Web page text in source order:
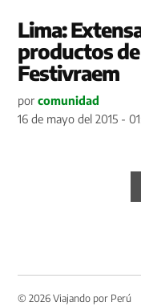
Lima:
productos de
Festivraem
por comunidad
16 de mayo del 2015 -
© 2026 Viajando por Perú